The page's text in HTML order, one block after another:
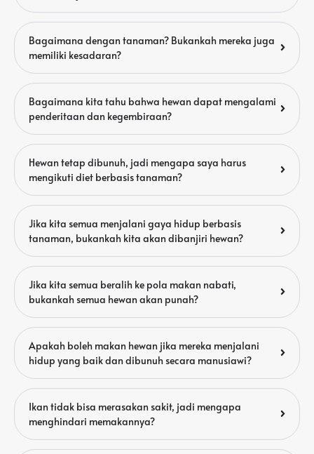
Bagaimana dengan tanaman? Bukankah mereka juga
memiliki kesadaran?
Bagaimana kita tahu bahwa hewan dapat mengalami
penderitaan dan kegembiraan?
Hewan tetap dibunuh, jadi mengapa saya harus
mengikuti diet berbasis tanaman?
Jika kita semua menjalani gaya hidup berbasis
tanaman, bukankah kita akan dibanjiri hewan?
Jika kita semua beralih ke pola makan nabati,
bukankah semua hewan akan punah?
Apakah boleh makan hewan jika mereka menjalani
hidup yang baik dan dibunuh secara manusiawi?
Ikan tidak bisa merasakan sakit, jadi mengapa
menghindari memakannya?